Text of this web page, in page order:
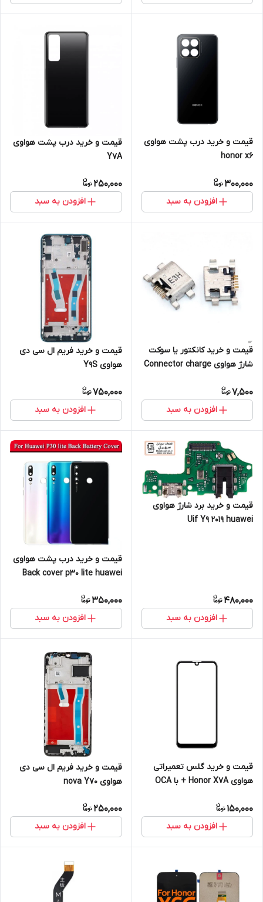
قیمت و خرید درب پشت هواوی
honor x6
300,000
افزودن به سبد
قیمت و خرید درب پشت هواوی
Y7A
250,000
افزودن به سبد
قیمت و خرید کانکتور یا سوکت
شارژ هواوی Connector charge
7,500
افزودن به سبد
قیمت و خرید فریم ال سی دی
هواوی Y9S
750,000
افزودن به سبد
قیمت و خرید برد شارژ هواوی
Uif Y9 2019 huawei
480,000
افزودن به سبد
قیمت و خرید درب پشت هواوی
Back cover p30 lite huawei
350,000
افزودن به سبد
قیمت و خرید گلس تعمیراتی
هواوی Honor X7A + با OCA
150,000
افزودن به سبد
قیمت و خرید فریم ال سی دی
هواوی nova Y70
250,000
افزودن به سبد